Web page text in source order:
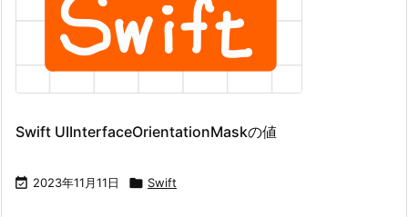
Swift UIInterfaceOrientationMaskの値
 2023年11月11日  Swift